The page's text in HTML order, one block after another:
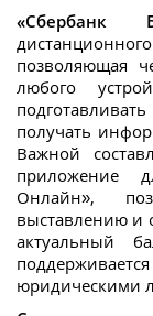
«Сбербанк
позволяющая
любого
получать
Важной
приложение
Онлайн»,
выставлению и
актуальный
юридическими